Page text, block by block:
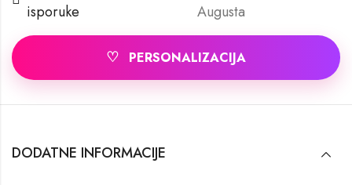
isporuke
Augusta
♡ PERSONALIZACIJA
DODATNE INFORMACIJE